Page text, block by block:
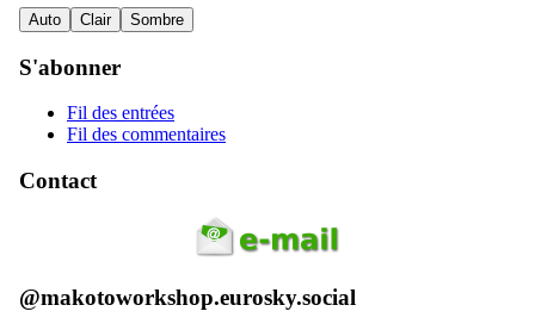
Auto Clair Sombre
S'abonner
Fil des entrées
Fil des commentaires
Contact
@makotoworkshop.eurosky.social